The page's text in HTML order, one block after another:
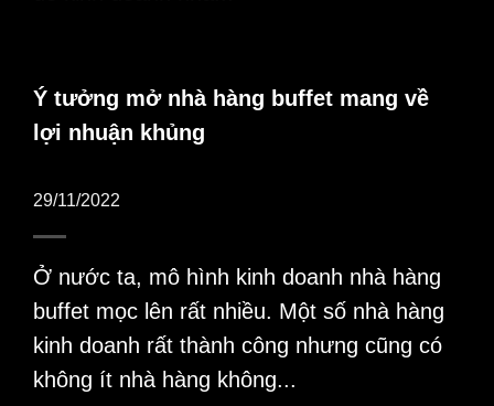
Ý tưởng mở nhà hàng buffet mang về
lợi nhuận khủng
29/11/2022
Ở nước ta, mô hình kinh doanh nhà hàng
buffet mọc lên rất nhiều. Một số nhà hàng
kinh doanh rất thành công nhưng cũng có
không ít nhà hàng không...